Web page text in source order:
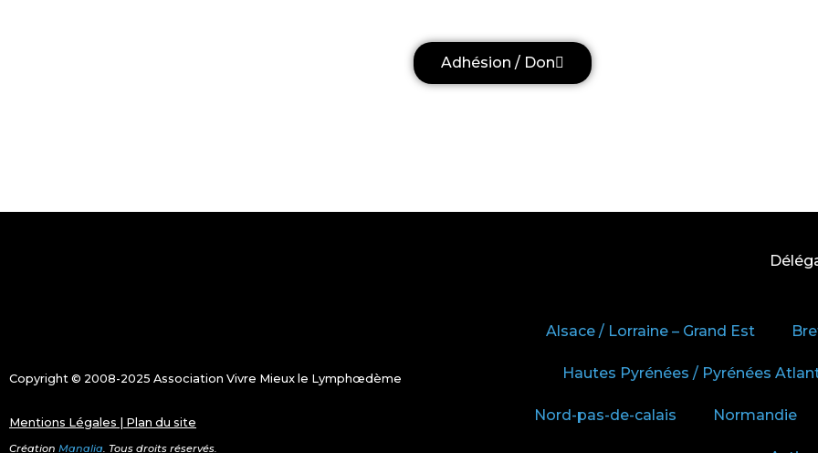
Adhésion / Don
Copyright © 2008-2025 Association Vivre Mieux le Lymphœdème
Mentions Légales | Plan du site
Création Manalia . Tous droits réservés.
Alsace / Lorraine – Grand Est
Hautes Pyrénées / Pyrénées
Nord-pas-de-calais Normandie